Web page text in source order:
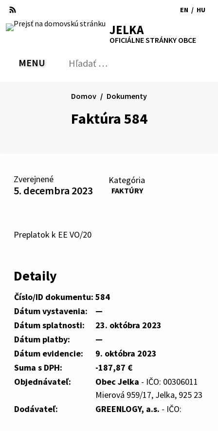
Preskočiť
obsah
RSS MapaTlačiť
Zvýšiť
kontrast
písmapísma
EN
to
/ HU
JELKA
OFICIÁLNE STRÁNKY OBCE
PREPNÚŤ
MENU Hľadať:
Faktúra 584
Domov Dokumenty
Zverejnené
5. decembra 2023
Kategória
FAKTÚRY
Preplatok k EE VO/20
Detaily
Číslo/ID dokumentu: 584
Dátum vystavenia:
—
Dátum splatnosti:
23. októbra 2023
Dátum platby:
—
Dátum evidencie:
9. októbra 2023
Suma s DPH:
-187,87 €
Objednávateľ:
Obec Jelka - IČO: 00306011
Mierová 959/17, Jelka, 925 23
Dodávateľ:
GREENLOGY, a.s. - IČO: